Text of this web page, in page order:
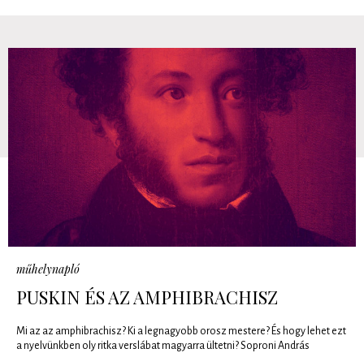
műhelynapló
PUSKIN ÉS AZ AMPHIBRACHISZ
Mi az az amphibrachisz? Ki a legnagyobb orosz mestere? És hogy lehet ezt
a nyelvünkben oly ritka verslábat magyarra ültetni? Soproni András